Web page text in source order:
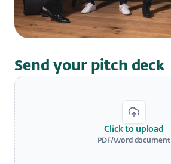
Send your pitch deck
Click to upload
PDF/Word document